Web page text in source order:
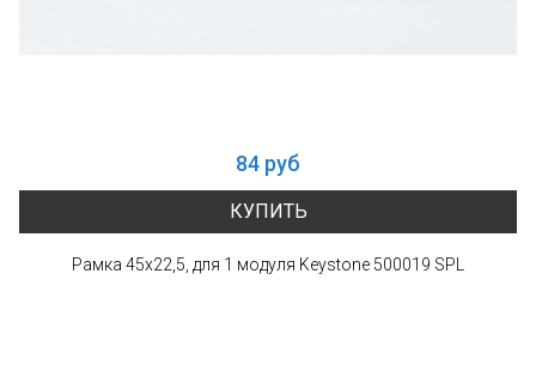
84 руб
КУПИТЬ
Рамка 45х22,5, для 1 модуля Keystone 500019 SPL